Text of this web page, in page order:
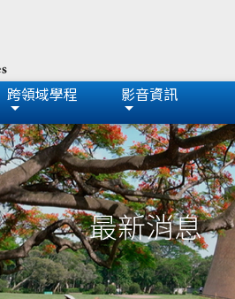
跨領域學程 影音資訊
最新消息